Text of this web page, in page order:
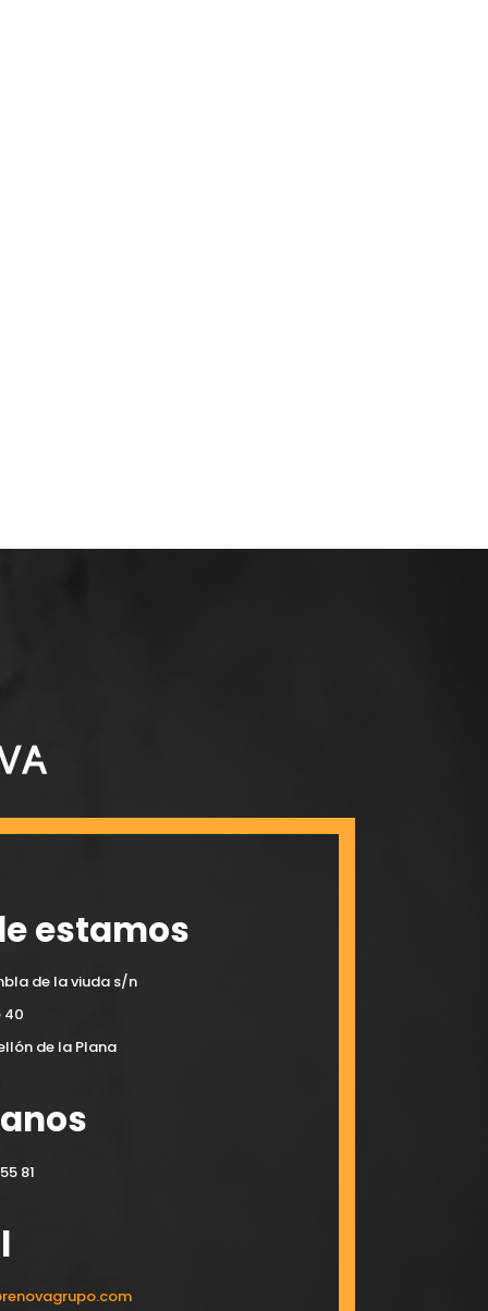
estamos
de la viuda s/n
40
de la Plana
81